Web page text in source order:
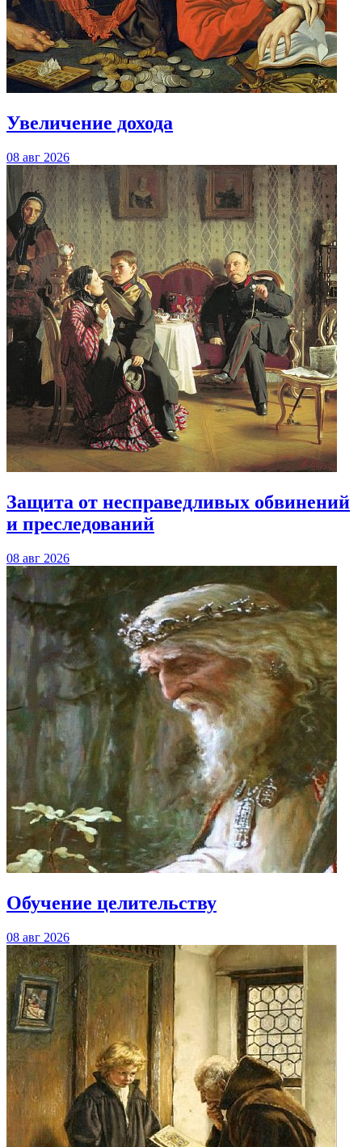
Увеличение дохода
08 авг 2026
Защита от несправедливых обвинений
и преследований
08 авг 2026
Обучение целительству
08 авг 2026